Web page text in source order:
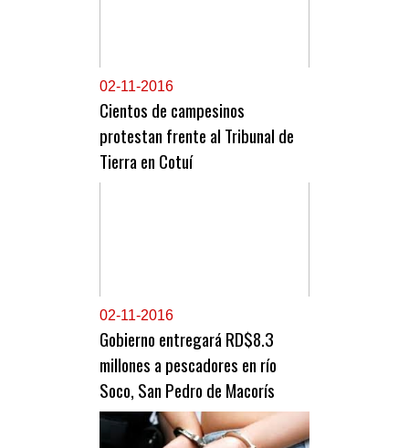
02-11-2016
Cientos de campesinos
protestan frente al Tribunal de
Tierra en Cotuí
02-11-2016
Gobierno entregará RD$8.3
millones a pescadores en río
Soco, San Pedro de Macorís